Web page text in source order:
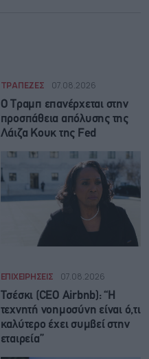
ΤΡΑΠΕΖΕΣ 07.08.2026
Ο Τραμπ επανέρχεται στην
προσπάθεια απόλυσης της
Λάιζα Κουκ της Fed
ΕΠΙΧΕΙΡΗΣΕΙΣ 07.08.2026
Τσέσκι (CEO Airbnb): “Η
τεχνητή νοημοσύνη είναι ό,τι
καλύτερο έχει συμβεί στην
εταιρεία”